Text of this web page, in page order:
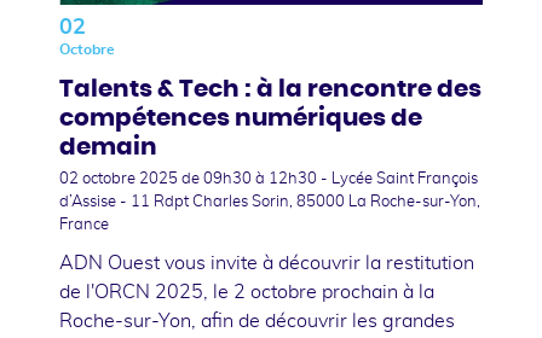
02
Octobre
Talents & Tech : à la rencontre des
compétences numériques de
demain
02 octobre 2025 de 09h30 à 12h30 - Lycée Saint François
d’Assise - 11 Rdpt Charles Sorin, 85000 La Roche-sur-Yon,
France
ADN Ouest vous invite à découvrir la restitution
de l'ORCN 2025, le 2 octobre prochain à la
Roche-sur-Yon, afin de découvrir les grandes